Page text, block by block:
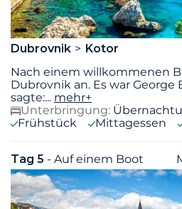
Dubrovnik
Kotor
Nach einem willkommenen
Dubrovnik an. Es war George
sagte:... mehr+
Unterbringung:
Frühstück
Mittagessen
Tag 5 - Auf einem Boot